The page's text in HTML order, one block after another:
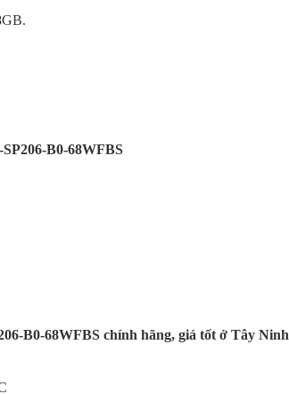
B0-68WFBS
B0-68WFBS chính hãng, giá tốt ở Tây Ninh